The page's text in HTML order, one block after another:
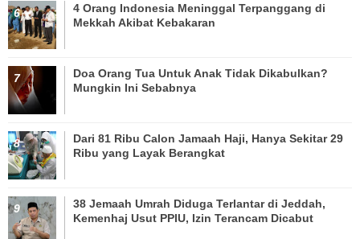
4 Orang Indonesia Meninggal Terpanggang di
Mekkah Akibat Kebakaran
Doa Orang Tua Untuk Anak Tidak Dikabulkan?
Mungkin Ini Sebabnya
Dari 81 Ribu Calon Jamaah Haji, Hanya Sekitar 29
Ribu yang Layak Berangkat
38 Jemaah Umrah Diduga Terlantar di Jeddah,
Kemenhaj Usut PPIU, Izin Terancam Dicabut